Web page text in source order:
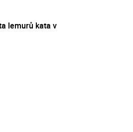
lemurů kata v